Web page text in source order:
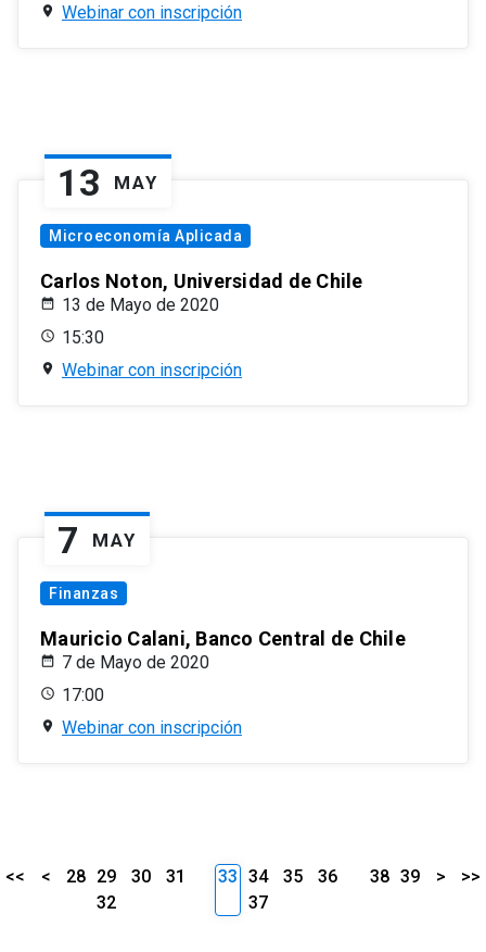
Webinar con inscripción
13 MAY
Microeconomía Aplicada
Carlos Noton, Universidad de Chile
13 de Mayo de 2020
15:30
Webinar con inscripción
7 MAY
Finanzas
Mauricio Calani, Banco Central de Chile
7 de Mayo de 2020
17:00
Webinar con inscripción
<< < 28 29 30
31
32
33 34 35
36
37
38 39 > >>